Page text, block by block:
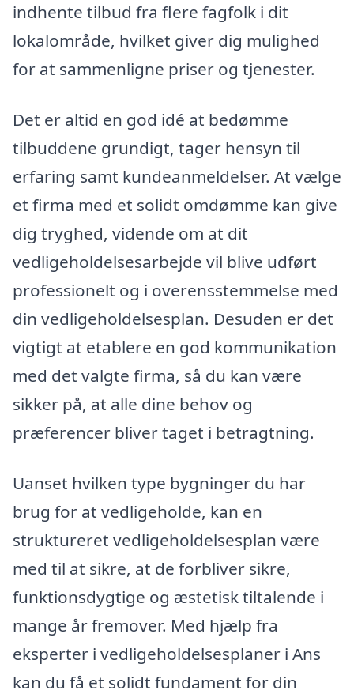
indhente tilbud fra flere fagfolk i dit
lokalområde, hvilket giver dig mulighed
for at sammenligne priser og tjenester.
Det er altid en god idé at bedømme
tilbuddene grundigt, tager hensyn til
erfaring samt kundeanmeldelser. At vælge
et firma med et solidt omdømme kan give
dig tryghed, vidende om at dit
vedligeholdelsesarbejde vil blive udført
professionelt og i overensstemmelse med
din vedligeholdelsesplan. Desuden er det
vigtigt at etablere en god kommunikation
med det valgte firma, så du kan være
sikker på, at alle dine behov og
præferencer bliver taget i betragtning.
Uanset hvilken type bygninger du har
brug for at vedligeholde, kan en
struktureret vedligeholdelsesplan være
med til at sikre, at de forbliver sikre,
funktionsdygtige og æstetisk tiltalende i
mange år fremover. Med hjælp fra
eksperter i vedligeholdelsesplaner i Ans
kan du få et solidt fundament for din